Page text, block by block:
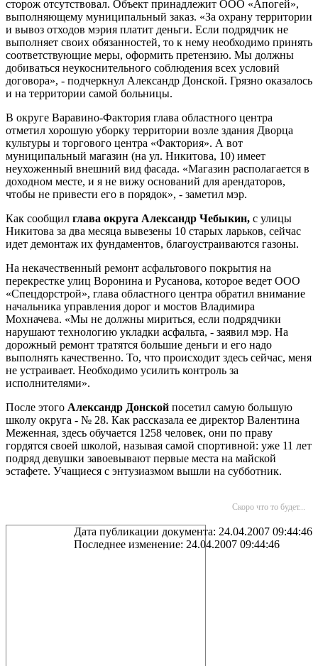
сторож отсутствовал. Объект принадлежит ООО «Апогей»,
выполняющему муниципальный заказ. «За охрану территории
и вывоз отходов мэрия платит деньги. Если подрядчик не
выполняет своих обязанностей, то к нему необходимо принять
соответствующие меры, оформить претензию. Мы должны
добиваться неукоснительного соблюдения всех условий
договора», - подчеркнул Александр Донской. Грязно оказалось
и на территории самой больницы.
В округе Варавино-Фактория глава областного центра
отметил хорошую уборку территории возле здания Дворца
культуры и торгового центра «Фактория». А вот
муниципальный магазин (на ул. Никитова, 10) имеет
неухоженный внешний вид фасада. «Магазин располагается в
доходном месте, и я не вижу оснований для арендаторов,
чтобы не привести его в порядок», - заметил мэр.
Как сообщил глава округа Александр Чебыкин, с улицы
Никитова за два месяца вывезены 10 старых ларьков, сейчас
идет демонтаж их фундаментов, благоустраиваются газоны.
На некачественный ремонт асфальтового покрытия на
перекрестке улиц Воронина и Русанова, которое ведет ООО
«Спецдорстрой», глава областного центра обратил внимание
начальника управления дорог и мостов Владимира
Мохначева. «Мы не должны мириться, если подрядчики
нарушают технологию укладки асфальта, - заявил мэр. На
дорожный ремонт тратятся большие деньги и его надо
выполнять качественно. То, что происходит здесь сейчас, меня
не устраивает. Необходимо усилить контроль за
исполнителями».
После этого Александр Донской посетил самую большую
школу округа - № 28. Как рассказала ее директор Валентина
Меженная, здесь обучается 1258 человек, они по праву
гордятся своей школой, называя самой спортивной: уже 11 лет
подряд девушки завоевывают первые места на майской
эстафете. Учащиеся с энтузиазмом вышли на субботник.
Скоро что то будет...
Дата публикации документа: 24.04.2007 09:44:46
Последнее изменение: 24.04.2007 09:44:46